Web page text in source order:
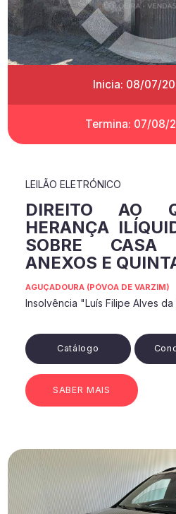
Inicia: 08/07/
Termina: 07/08/
LEILÃO ELETRÓNICO
DIREITO AO
HERANÇA
SOBRE
ANEXOS E
AGUÇADOURA (PÓVOA DE VARZIM)
Insolvência "Luís Filipe Alves da
Catálogo
SABER MAIS